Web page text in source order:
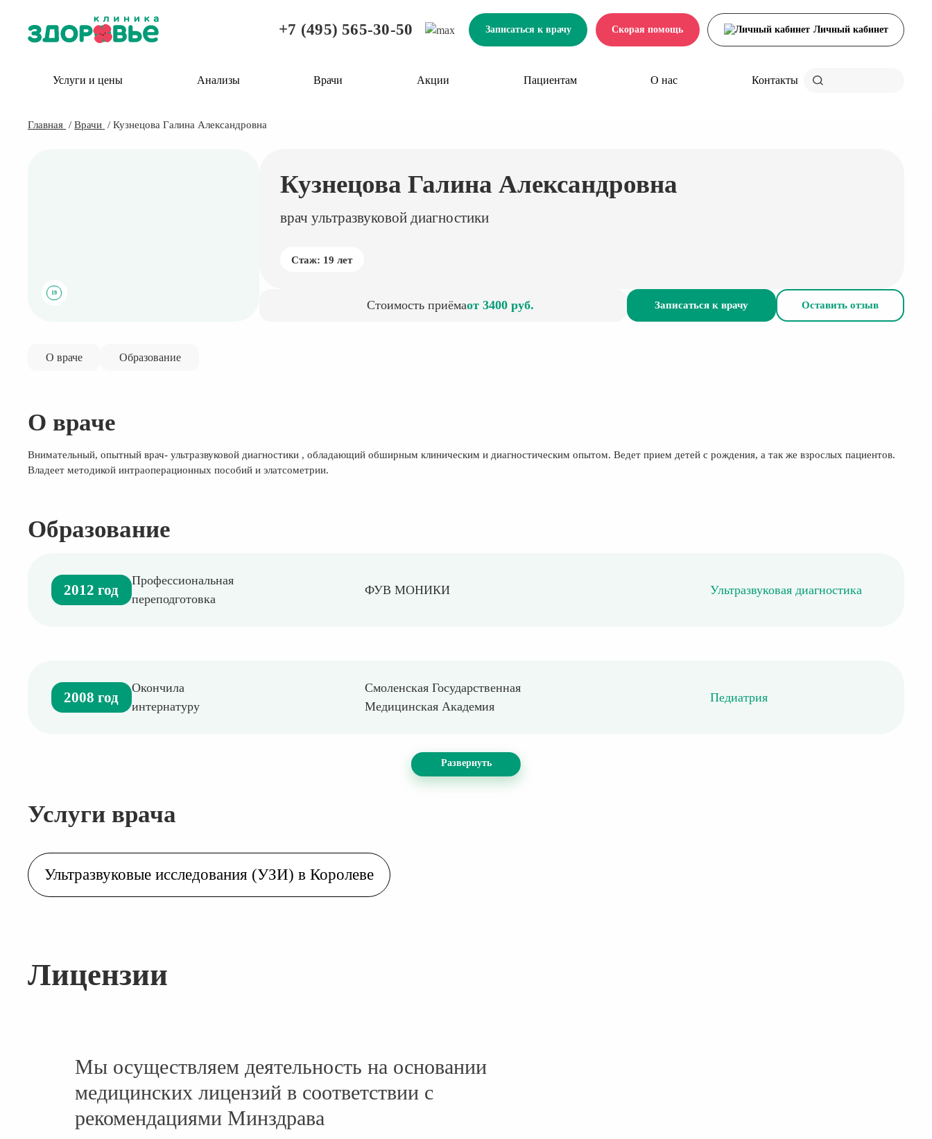
+7 (495) 565-30-50 Записаться к врачу Скорая помощь Личный кабинет
Услуги и цены Анализы Врачи Акции Пациентам О нас Контакты
Главная Врачи Кузнецова Галина Александровна
19
Кузнецова Галина Александровна
врач ультразвуковой диагностики
Стаж: 19 лет
Стоимость приёмаот 3400 руб. Записаться к врачу Оставить отзыв
О враче Образование
О враче
Внимательный, опытный врач- ультразвуковой диагностики , обладающий обширным клиническим и диагностическим опытом. Ведет прием детей с рождения, а так же взрослых пациентов.
Владеет методикой интраоперационных пособий и элатсометрии.
Образование
2012 год
Профессиональная
переподготовка
ФУВ МОНИКИ Ультразвуковая диагностика
2008 год
Окончила
интернатуру
Смоленская Государственная
Медицинская Академия
Педиатрия
Развернуть
Услуги врача
Ультразвуковые исследования (УЗИ) в Королеве
Лицензии
Мы осуществляем деятельность на основании
медицинских лицензий в соответствии с
рекомендациями Минздрава